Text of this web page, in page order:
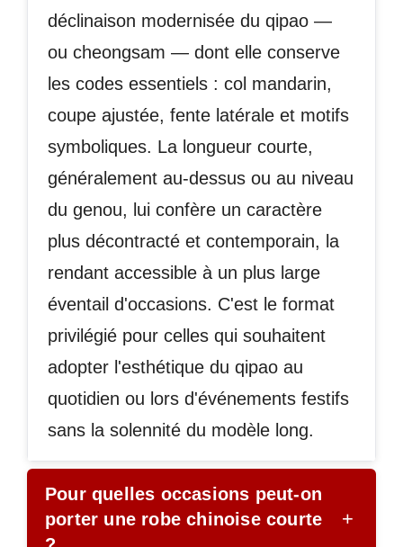
déclinaison modernisée du qipao —
ou cheongsam — dont elle conserve
les codes essentiels : col mandarin,
coupe ajustée, fente latérale et motifs
symboliques. La longueur courte,
généralement au-dessus ou au niveau
du genou, lui confère un caractère
plus décontracté et contemporain, la
rendant accessible à un plus large
éventail d'occasions. C'est le format
privilégié pour celles qui souhaitent
adopter l'esthétique du qipao au
quotidien ou lors d'événements festifs
sans la solennité du modèle long.
Pour quelles occasions peut-on
porter une robe chinoise courte
+